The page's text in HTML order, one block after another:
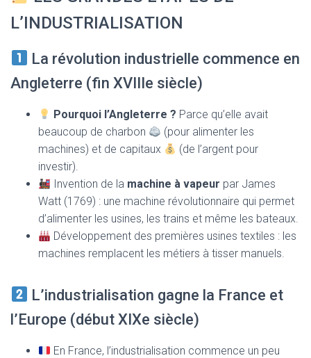
L’INDUSTRIALISATION
La révolution industrielle commence en
Angleterre (fin XVIIIe siècle)
Pourquoi l’Angleterre ? Parce qu’elle avait
beaucoup de charbon
(pour alimenter les
machines) et de capitaux
(de l’argent pour
investir).
Invention de la machine à vapeur par James
Watt (1769) : une machine révolutionnaire qui permet
d’alimenter les usines, les trains et même les bateaux.
Développement des premières usines textiles : les
machines remplacent les métiers à tisser manuels.
L’industrialisation gagne la France et
l’Europe (début XIXe siècle)
En France, l’industrialisation commence un peu